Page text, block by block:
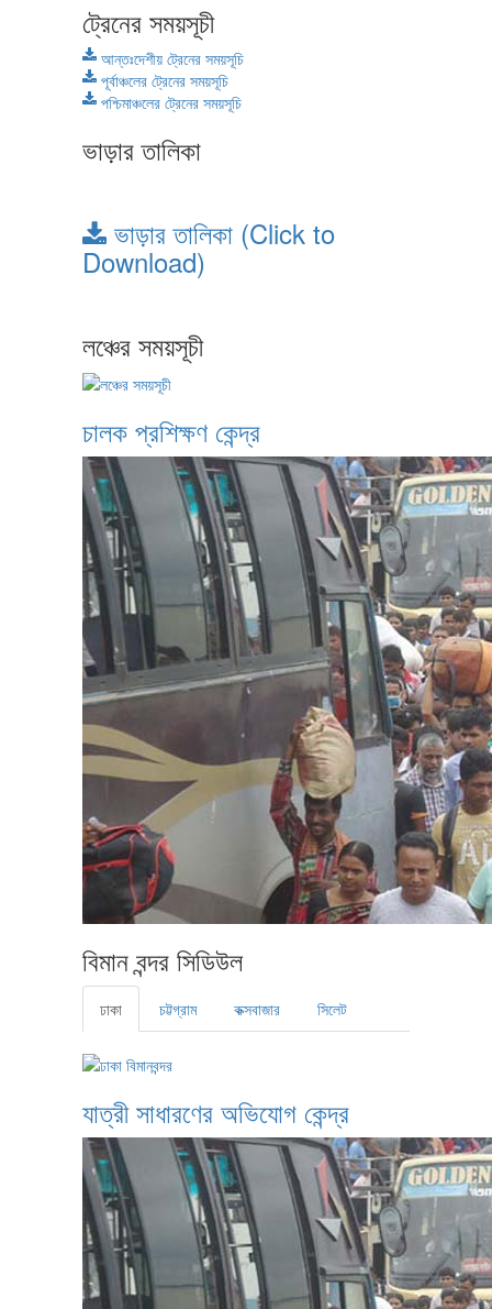
ট্রেনের সময়সূচী
আন্তঃদেশীয় ট্রেনের সময়সূচি
পূর্বাঞ্চলের ট্রেনের সময়সূচি
পশ্চিমাঞ্চলের ট্রেনের সময়সূচি
ভাড়ার তালিকা
ভাড়ার তালিকা (Click to
Download)
লঞ্চের সময়সূচী
চালক প্রশিক্ষণ কেন্দ্র
বিমান বন্দর সিডিউল
ঢাকা চট্টগ্রাম কক্সবাজার সিলেট
যাত্রী সাধারণের অভিযোগ কেন্দ্র